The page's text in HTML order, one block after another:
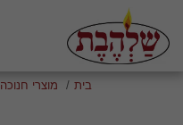
בית מוצרי חנוכה